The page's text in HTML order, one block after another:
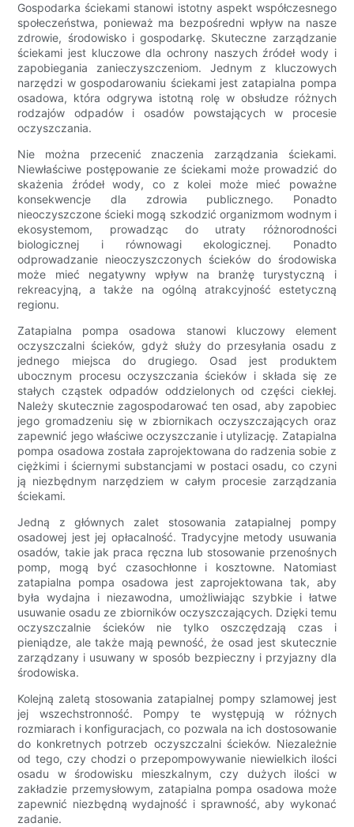
Gospodarka ściekami stanowi istotny aspekt współczesnego
społeczeństwa, ponieważ ma bezpośredni wpływ na nasze
zdrowie, środowisko i gospodarkę. Skuteczne zarządzanie
ściekami jest kluczowe dla ochrony naszych źródeł wody i
zapobiegania zanieczyszczeniom. Jednym z kluczowych
narzędzi w gospodarowaniu ściekami jest zatapialna pompa
osadowa, która odgrywa istotną rolę w obsłudze różnych
rodzajów odpadów i osadów powstających w procesie
oczyszczania.
Nie można przecenić znaczenia zarządzania ściekami.
Niewłaściwe postępowanie ze ściekami może prowadzić do
skażenia źródeł wody, co z kolei może mieć poważne
konsekwencje dla zdrowia publicznego. Ponadto
nieoczyszczone ścieki mogą szkodzić organizmom wodnym i
ekosystemom, prowadząc do utraty różnorodności
biologicznej i równowagi ekologicznej. Ponadto
odprowadzanie nieoczyszczonych ścieków do środowiska
może mieć negatywny wpływ na branżę turystyczną i
rekreacyjną, a także na ogólną atrakcyjność estetyczną
regionu.
Zatapialna pompa osadowa stanowi kluczowy element
oczyszczalni ścieków, gdyż służy do przesyłania osadu z
jednego miejsca do drugiego. Osad jest produktem
ubocznym procesu oczyszczania ścieków i składa się ze
stałych cząstek odpadów oddzielonych od części ciekłej.
Należy skutecznie zagospodarować ten osad, aby zapobiec
jego gromadzeniu się w zbiornikach oczyszczających oraz
zapewnić jego właściwe oczyszczanie i utylizację. Zatapialna
pompa osadowa została zaprojektowana do radzenia sobie z
ciężkimi i ściernymi substancjami w postaci osadu, co czyni
ją niezbędnym narzędziem w całym procesie zarządzania
ściekami.
Jedną z głównych zalet stosowania zatapialnej pompy
osadowej jest jej opłacalność. Tradycyjne metody usuwania
osadów, takie jak praca ręczna lub stosowanie przenośnych
pomp, mogą być czasochłonne i kosztowne. Natomiast
zatapialna pompa osadowa jest zaprojektowana tak, aby
była wydajna i niezawodna, umożliwiając szybkie i łatwe
usuwanie osadu ze zbiorników oczyszczających. Dzięki temu
oczyszczalnie ścieków nie tylko oszczędzają czas i
pieniądze, ale także mają pewność, że osad jest skutecznie
zarządzany i usuwany w sposób bezpieczny i przyjazny dla
środowiska.
Kolejną zaletą stosowania zatapialnej pompy szlamowej jest
jej wszechstronność. Pompy te występują w różnych
rozmiarach i konfiguracjach, co pozwala na ich dostosowanie
do konkretnych potrzeb oczyszczalni ścieków. Niezależnie
od tego, czy chodzi o przepompowywanie niewielkich ilości
osadu w środowisku mieszkalnym, czy dużych ilości w
zakładzie przemysłowym, zatapialna pompa osadowa może
zapewnić niezbędną wydajność i sprawność, aby wykonać
zadanie.